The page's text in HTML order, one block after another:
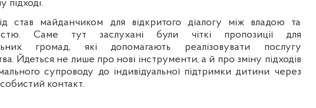
підході.
став майданчиком для відкритого діалогу між владою та
Саме тут заслухані були чіткі пропозиції для
громад, які допомагають реалізовувати послугу
Йдеться не лише про нові інструменти, а й про зміну підходів
супроводу до індивідуальної підтримки дитини через
контакт.